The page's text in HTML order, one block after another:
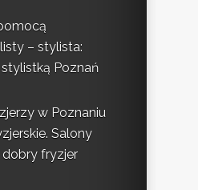
– stylista:
Poznań
w Poznaniu
Salony
dobry fryzjer